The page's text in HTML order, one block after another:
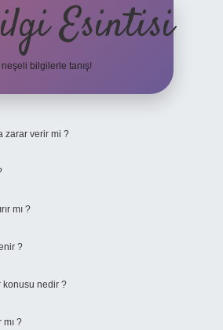
Esintisi
neşeli bilgilerle tanış!
zarar verir mi ?
mı ?
?
konusu nedir ?
?